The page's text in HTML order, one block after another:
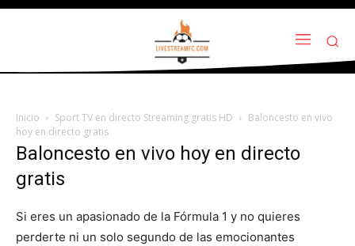
Inicio Sport TV en directo Streaming gratis HD
Baloncesto en vivo
hoy en directo gratis
Baloncesto en vivo hoy en directo
gratis
Si eres un apasionado de la Fórmula 1 y no quieres
perderte ni un solo segundo de las emocionantes